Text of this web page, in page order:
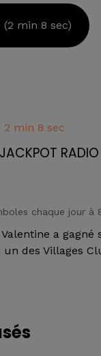
min 8 sec)
2 min 8 sec
chaque jour à
a gagné
un des Villages